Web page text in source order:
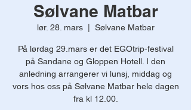
Sølvane Matbar
lør. 28. mars
  |
Sølvane Matbar
På lørdag 29.mars er det EGOtrip-festival
på Sandane og Gloppen Hotell. I den
anledning arrangerer vi lunsj, middag og
vors hos oss på Sølvane Matbar hele dagen
fra kl 12.00.